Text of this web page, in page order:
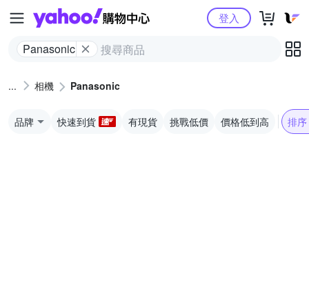
Yahoo購物中心
Panasonic
登入
相機 Panasonic
品牌 快速到貨 有現貨 挑戰低價 價格低到高 排序